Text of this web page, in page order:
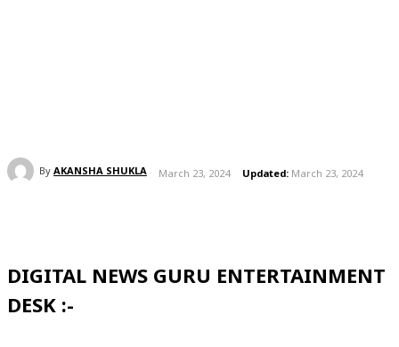
By AKANSHA SHUKLA March 23, 2024 Updated: March 23, 2024
DIGITAL NEWS GURU ENTERTAINMENT
DESK :-